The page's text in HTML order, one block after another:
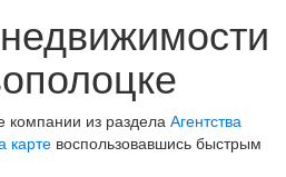
компании из раздела Агентства
карте воспользовавшись быстрым